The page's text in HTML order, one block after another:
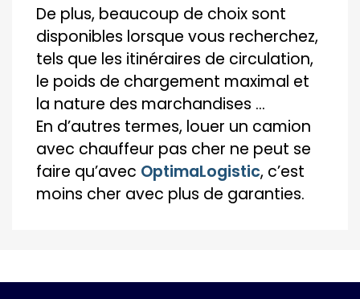
De plus, beaucoup de choix sont
disponibles lorsque vous recherchez,
tels que les itinéraires de circulation,
le poids de chargement maximal et
la nature des marchandises …
En d’autres termes, louer un camion
avec chauffeur pas cher ne peut se
faire qu’avec OptimaLogistic, c’est
moins cher avec plus de garanties.